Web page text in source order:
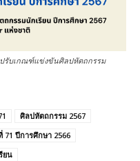
รับเกณฑ์แข่งขันศิลปหัตถกรรม
ศิลปหัตถกรรม 2567
71 ปีการศึกษา 2566
ยน